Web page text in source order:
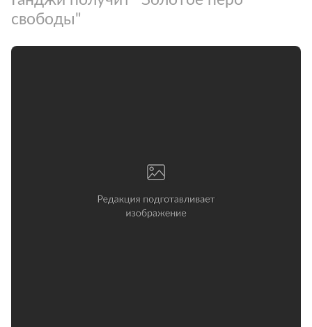
свободы"